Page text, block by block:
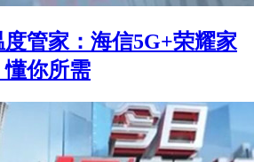
管家：海信5G+荣耀家
你所需